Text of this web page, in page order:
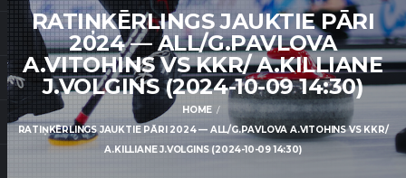
RATIŅKĒRLINGS JAUKTIE PĀRI
2024 — ALL/G.PAVLOVA
A.VITOHINS VS KKR/ A.KILLIANE
J.VOLGINS (2024-10-09 14:30)
HOME
RATIŅKĒRLINGS JAUKTIE PĀRI 2024 — ALL/G.PAVLOVA A.VITOHINS VS KKR/
A.KILLIANE J.VOLGINS (2024-10-09 14:30)